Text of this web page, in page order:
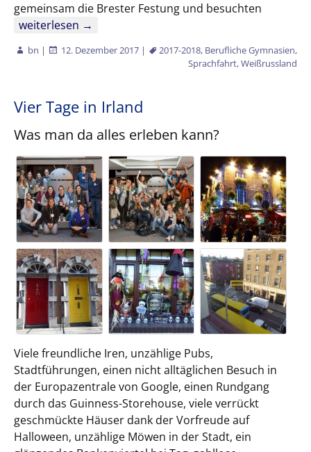
gemeinsam die Brester Festung und besuchten
Schüleraustausch mit Brest
weiterlesen →
bn | 12. Dezember 2017 | 2017-2018, Berufliche Gymnasien,
Sprachfahrt,Weißrussland
Vier Tage in Irland
Was man da alles erleben kann?
Viele freundliche Iren, unzählige Pubs,
Stadtführungen, einen nicht alltäglichen Besuch in
der Europazentrale von Google, einen Rundgang
durch das Guinness-Storehouse, viele verrückt
geschmückte Häuser dank der Vorfreude auf
Halloween, unzählige Möwen in der Stadt, ein